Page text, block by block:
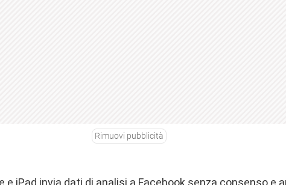
Rimuovi pubblicità
e iPad invia dati di analisi a Facebook senza consenso e